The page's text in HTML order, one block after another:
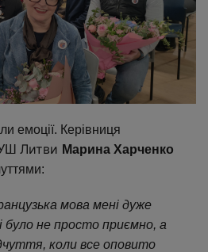
емоції. Керівниця
Литви Марина Харченко
мова мені дуже
було не просто приємно, а
коли все оповито